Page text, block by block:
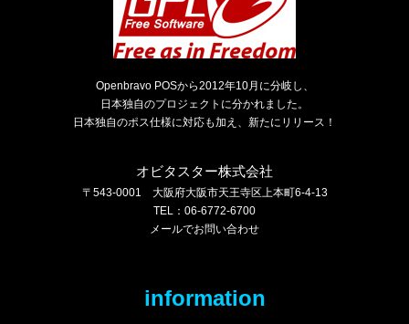
Openbravo POSから2012年10月に分岐し、
日本独自のプロジェクトに分かれました。
日本独自のポス仕様に対応も加え、新たにリリース！
オビタスター株式会社
〒543-0001 大阪府大阪市天王寺区上本町6-4-13
TEL：06-6772-6700
メールでお問い合わせ
information